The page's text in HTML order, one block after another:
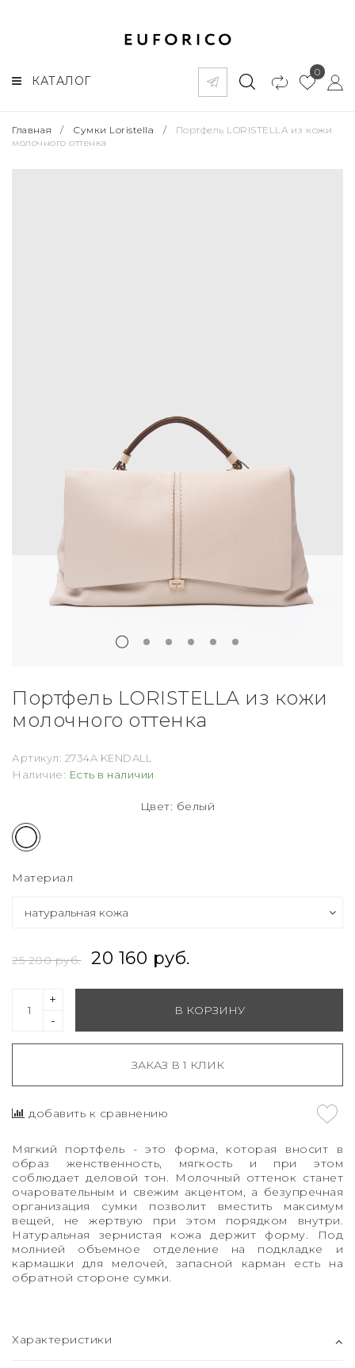
КАТАЛОГ
0
Главная / Сумки Loristella /
Портфель LORISTELLA из кожи
молочного оттенка
Портфель LORISTELLA из кожи
молочного оттенка
Артикул: 2734A KENDALL
Наличие: Есть в наличии
Цвет: белый
Материал
25 200 руб. 20 160 руб.
-
+
В КОРЗИНУ
ЗАКАЗ В 1 КЛИК
добавить к сравнению
Мягкий портфель - это форма, которая вносит в
образ женственность, мягкость и при этом
соблюдает деловой тон. Молочный оттенок станет
очаровательным и свежим акцентом, а безупречная
организация сумки позволит вместить максимум
вещей, не жертвую при этом порядком внутри.
Натуральная зернистая кожа держит форму. Под
молнией объемное отделение на подкладке и
кармашки для мелочей, запасной карман есть на
обратной стороне сумки.
Характеристики